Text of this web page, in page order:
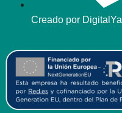
Creado por DigitalYa